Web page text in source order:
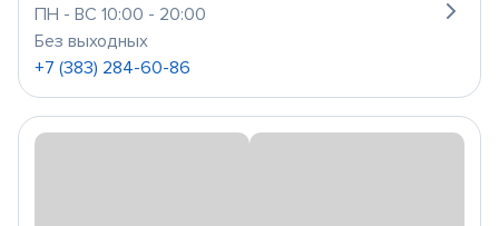
ПН - ВС 10:00 - 20:00
Без выходных
+7 (383) 284-60-86